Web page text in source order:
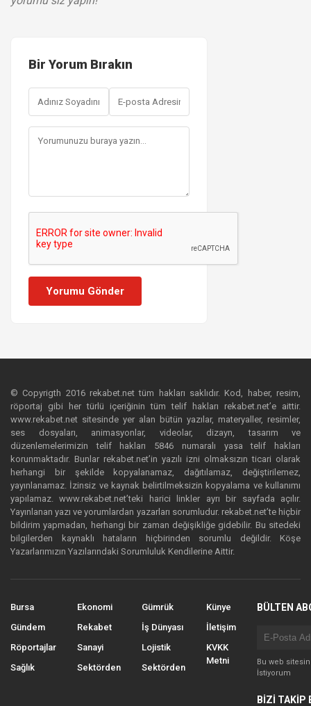
Bir Yorum Bırakın
Yorumu Gönder
© Copyrigth 2016 rekabet.net tüm hakları saklıdır. Kod, haber, resim,
röportaj gibi her türlü içeriğinin tüm telif hakları rekabet.net’e aittir.
www.rekabet.net sitesinde yer alan bütün yazılar, materyaller, resimler,
ses dosyaları, animasyonlar, videolar, dizayn, tasarım ve
düzenlemelerimizin telif hakları 5846 numaralı yasa telif hakları
korunmaktadır. Bunlar rekabet.net’in yazılı izni olmaksızın ticari olarak
herhangi bir şekilde kopyalanamaz, dağıtılamaz, değiştirilemez,
yayınlanamaz. İzinsiz ve kaynak belirtilmeksizin kopyalama ve kullanımı
yapılamaz. www.rekabet.net’teki harici linkler ayrı bir sayfada açılır.
Yayınlanan yazı ve yorumlardan yazarları sorumludur. rekabet.net’te hiçbir
bildirim yapmadan, herhangi bir zaman değişikliğe gidebilir. Bu sitedeki
bilgilerden kaynaklı hataların hiçbirinden sorumlu değildir. Köşe
Yazarlarımızın Yazılarındaki Sorumluluk Kendilerine Aittir.
Bursa
Gündem
Röportajlar
Sağlık
Ekonomi
Rekabet
Sanayi
Sektörden
Gümrük
İş Dünyası
Lojistik
Sektörden
Künye
İletişim
KVKK
Metni
BÜLTEN
Bu web
İstiyorum
BİZİ TAKİP